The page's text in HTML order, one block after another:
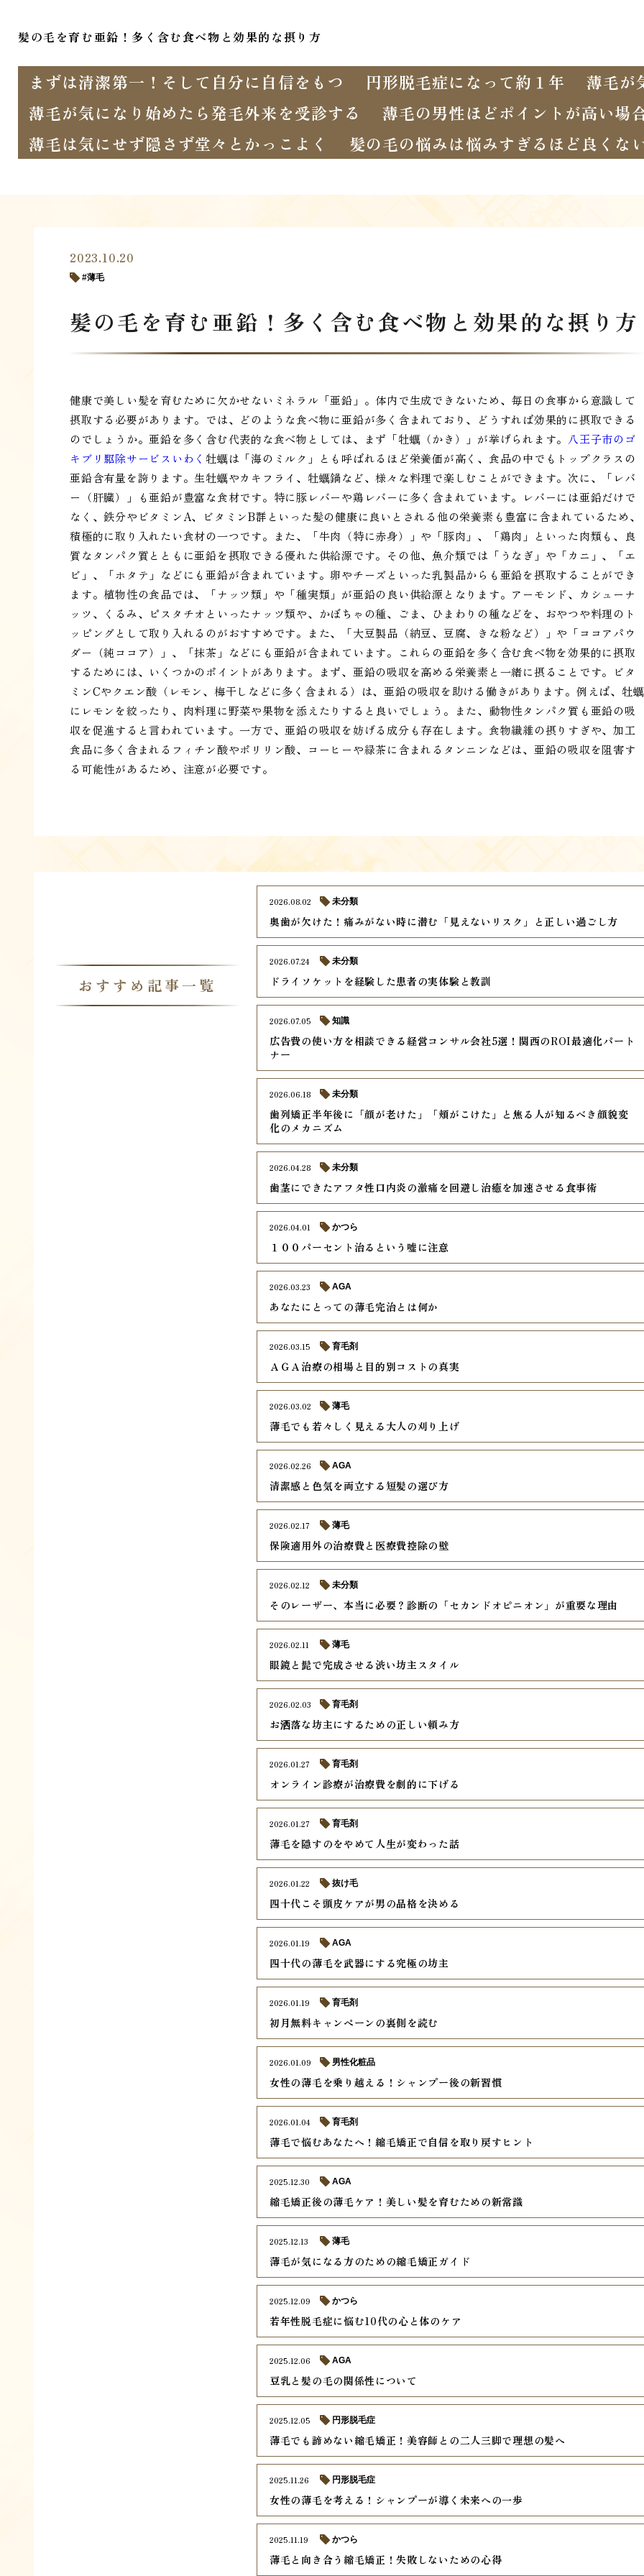
髪の毛を育む亜鉛！多く含む食べ物と効果的な摂り方
まずは清潔第一！そして自分に自信をもつ 円形脱毛症になって約１年
薄毛が
薄毛が気になり始めたら発毛外来を受診する
薄毛の男性ほどポイントが高い場
薄毛は気にせず隠さず堂々とかっこよく
髪の毛の悩みは悩みすぎるほど良くな
2023.10.20
薄毛
髪の毛を育む亜鉛！多く含む食べ物と効果的な摂り方
健康で美しい髪を育むために欠かせないミネラル「亜鉛」。体内で生成できないため、毎日の食事から意識して
摂取する必要があります。では、どのような食べ物に亜鉛が多く含まれており、どうすれば効果的に摂取できる
のでしょうか。亜鉛を多く含む代表的な食べ物としては、まず「牡蠣（かき）」が挙げられます。 八王子市のゴ
キブリ駆除サービスいわく 牡蠣は「海のミルク」とも呼ばれるほど栄養価が高く、食品の中でもトップクラスの
亜鉛含有量を誇ります。生牡蠣やカキフライ、牡蠣鍋など、様々な料理で楽しむことができます。次に、「レバ
ー（肝臓）」も亜鉛が豊富な食材です。特に豚レバーや鶏レバーに多く含まれています。レバーには亜鉛だけで
なく、鉄分やビタミンA、ビタミンB群といった髪の健康に良いとされる他の栄養素も豊富に含まれているため、
積極的に取り入れたい食材の一つです。また、「牛肉（特に赤身）」や「豚肉」、「鶏肉」といった肉類も、良
質なタンパク質とともに亜鉛を摂取できる優れた供給源です。その他、魚介類では「うなぎ」や「カニ」、「エ
ビ」、「ホタテ」などにも亜鉛が含まれています。卵やチーズといった乳製品からも亜鉛を摂取することができ
ます。植物性の食品では、「ナッツ類」や「種実類」が亜鉛の良い供給源となります。アーモンド、カシューナ
ッツ、くるみ、ピスタチオといったナッツ類や、かぼちゃの種、ごま、ひまわりの種などを、おやつや料理のト
ッピングとして取り入れるのがおすすめです。また、「大豆製品（納豆、豆腐、きな粉など）」や「ココアパウ
ダー（純ココア）」、「抹茶」などにも亜鉛が含まれています。これらの亜鉛を多く含む食べ物を効果的に摂取
するためには、いくつかのポイントがあります。まず、亜鉛の吸収を高める栄養素と一緒に摂ることです。ビタ
ミンCやクエン酸（レモン、梅干しなどに多く含まれる）は、亜鉛の吸収を助ける働きがあります。例えば、牡蠣
にレモンを絞ったり、肉料理に野菜や果物を添えたりすると良いでしょう。また、動物性タンパク質も亜鉛の吸
収を促進すると言われています。一方で、亜鉛の吸収を妨げる成分も存在します。食物繊維の摂りすぎや、加工
食品に多く含まれるフィチン酸やポリリン酸、コーヒーや緑茶に含まれるタンニンなどは、亜鉛の吸収を阻害す
る可能性があるため、注意が必要です。
おすすめ記事一覧
奥歯が欠けた！痛みがない時に潜む「見えないリスク」と正しい過ごし方
2026.08.02 未分類
ドライソケットを経験した患者の実体験と教訓
2026.07.24 未分類
広告費の使い方を相談できる経営コンサル会社5選！関西のROI最適化パート
ナー
2026.07.05 知識
歯列矯正半年後に「顔が老けた」「頬がこけた」と焦る人が知るべき顔貌変
化のメカニズム
2026.06.18 未分類
歯茎にできたアフタ性口内炎の激痛を回避し治癒を加速させる食事術
2026.04.28 未分類
１００パーセント治るという嘘に注意
2026.04.01 かつら
あなたにとっての薄毛完治とは何か
2026.03.23 AGA
ＡＧＡ治療の相場と目的別コストの真実
2026.03.15 育毛剤
薄毛でも若々しく見える大人の刈り上げ
2026.03.02 薄毛
清潔感と色気を両立する短髪の選び方
2026.02.26 AGA
保険適用外の治療費と医療費控除の壁
2026.02.17 薄毛
そのレーザー、本当に必要？診断の「セカンドオピニオン」が重要な理由
2026.02.12 未分類
眼鏡と髭で完成させる渋い坊主スタイル
2026.02.11 薄毛
お洒落な坊主にするための正しい頼み方
2026.02.03 育毛剤
オンライン診療が治療費を劇的に下げる
2026.01.27 育毛剤
薄毛を隠すのをやめて人生が変わった話
2026.01.27 育毛剤
四十代こそ頭皮ケアが男の品格を決める
2026.01.22 抜け毛
四十代の薄毛を武器にする究極の坊主
2026.01.19 AGA
初月無料キャンペーンの裏側を読む
2026.01.19 育毛剤
女性の薄毛を乗り越える！シャンプー後の新習慣
2026.01.09 男性化粧品
薄毛で悩むあなたへ！縮毛矯正で自信を取り戻すヒント
2026.01.04 育毛剤
縮毛矯正後の薄毛ケア！美しい髪を育むための新常識
2025.12.30 AGA
薄毛が気になる方のための縮毛矯正ガイド
2025.12.13 薄毛
若年性脱毛症に悩む10代の心と体のケア
2025.12.09 かつら
豆乳と髪の毛の関係性について
2025.12.06 AGA
薄毛でも諦めない縮毛矯正！美容師との二人三脚で理想の髪へ
2025.12.05 円形脱毛症
女性の薄毛を考える！シャンプーが導く未来への一歩
2025.11.26 円形脱毛症
薄毛と向き合う縮毛矯正！失敗しないための心得
2025.11.19 かつら